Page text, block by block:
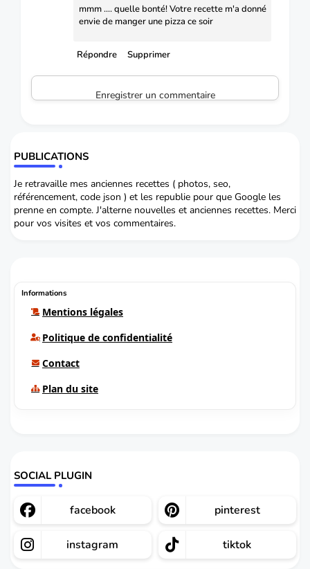
mmm .... quelle bonté! Votre recette m'a donné
envie de manger une pizza ce soir
Répondre Supprimer
Enregistrer un commentaire
PUBLICATIONS
Je retravaille mes anciennes recettes ( photos, seo,
référencement, code json ) et les republie pour que Google les
prenne en compte. J'alterne nouvelles et anciennes recettes. Merci
pour vos visites et vos commentaires.
Informations
Mentions légales
Politique de confidentialité
Contact
Plan du site
SOCIAL PLUGIN
facebook pinterest
instagram tiktok